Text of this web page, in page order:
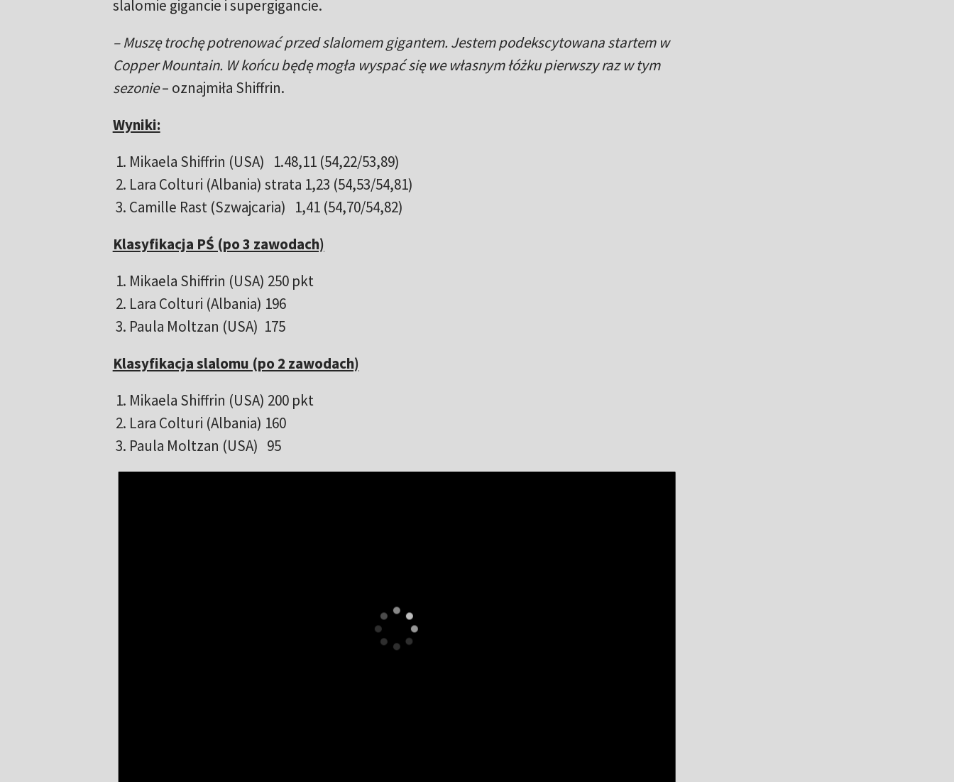
slalomie gigancie i supergigancie.
– Muszę trochę potrenować przed slalomem gigantem. Jestem podekscytowana startem w
Copper Mountain. W końcu będę mogła wyspać się we własnym łóżku pierwszy raz w tym
sezonie– oznajmiła Shiffrin.
Wyniki:
1. Mikaela Shiffrin (USA) 1.48,11 (54,22/53,89)
2. Lara Colturi (Albania) strata 1,23 (54,53/54,81)
3. Camille Rast (Szwajcaria) 1,41 (54,70/54,82)
Klasyfikacja PŚ (po 3 zawodach)
1. Mikaela Shiffrin (USA) 250 pkt
2. Lara Colturi (Albania) 196
3. Paula Moltzan (USA) 175
Klasyfikacja slalomu (po 2 zawodach)
1. Mikaela Shiffrin (USA) 200 pkt
2. Lara Colturi (Albania) 160
3. Paula Moltzan (USA) 95